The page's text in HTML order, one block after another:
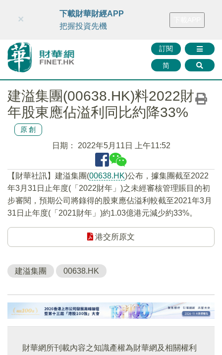
財華智庫網 FINTV FINMETA 財華證券 媒體矩陣
訂閱
简
×
下載財華財經APP
把握投資先機
建溢集團(00638.HK)料2022財
年股東應佔溢利同比約降33%
原創
日期： 2022年5月11日 上午11:52
【財華社訊】建溢集團(00638.HK)公布，據集團截至2022
年3月31日止年度(「2022財年」)之未經審核管理賬目的初
步審閱，預期公司將錄得的股東應佔溢利較截至2021年3月
31日止年度(「2021財年」)約1.03億港元減少約33%。
港交所原文
建溢集團 00638.HK
財華網所刊載內容之知識產權為財華網及相關權利